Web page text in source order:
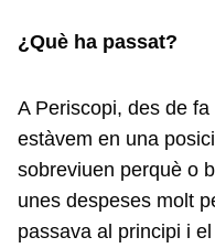
¿Què ha passat?
A Periscopi, des de
estàvem en una
sobreviuen perquè o
unes despeses molt
passava al principi i